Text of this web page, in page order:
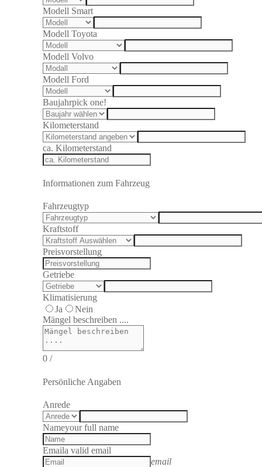
Modell Smart
Modell Toyota
Modell Volvo
Modell Ford
Baujahrpick one!
Kilometerstand
ca. Kilometerstand
Informationen zum Fahrzeug
Fahrzeugtyp
Kraftstoff
Preisvorstellung
Getriebe
Klimatisierung
Ja
Nein
Mängel beschreiben ....
0/
Persönliche Angaben
Anrede
Nameyour full name
Emaila valid email
email